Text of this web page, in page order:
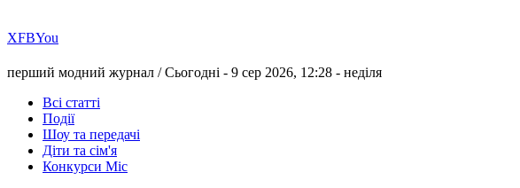
ХFBYou
перший модний журнал /Сьогодні - 9 сер 2026, 12:28 - неділя
Всі статті
Події
Шоу та передачі
Діти та сім'я
Конкурси Міс